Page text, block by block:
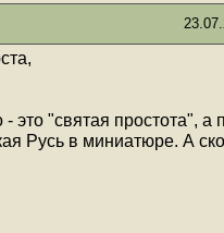
это "святая простота", а
Русь в миниатюре. А